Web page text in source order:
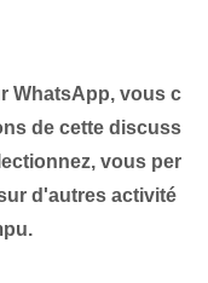
WhatsApp, vous c
de cette discuss
vous per
d'autres activité